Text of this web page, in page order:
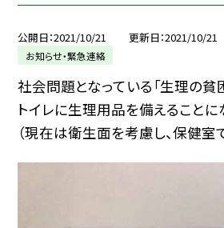
公開日 2021/10/21 更新日 2021/10/21
お知らせ・緊急連絡
社会問題となっている「生理の貧
トイレに生理用品を備えることに
（現在は衛生面を考慮し、保健室